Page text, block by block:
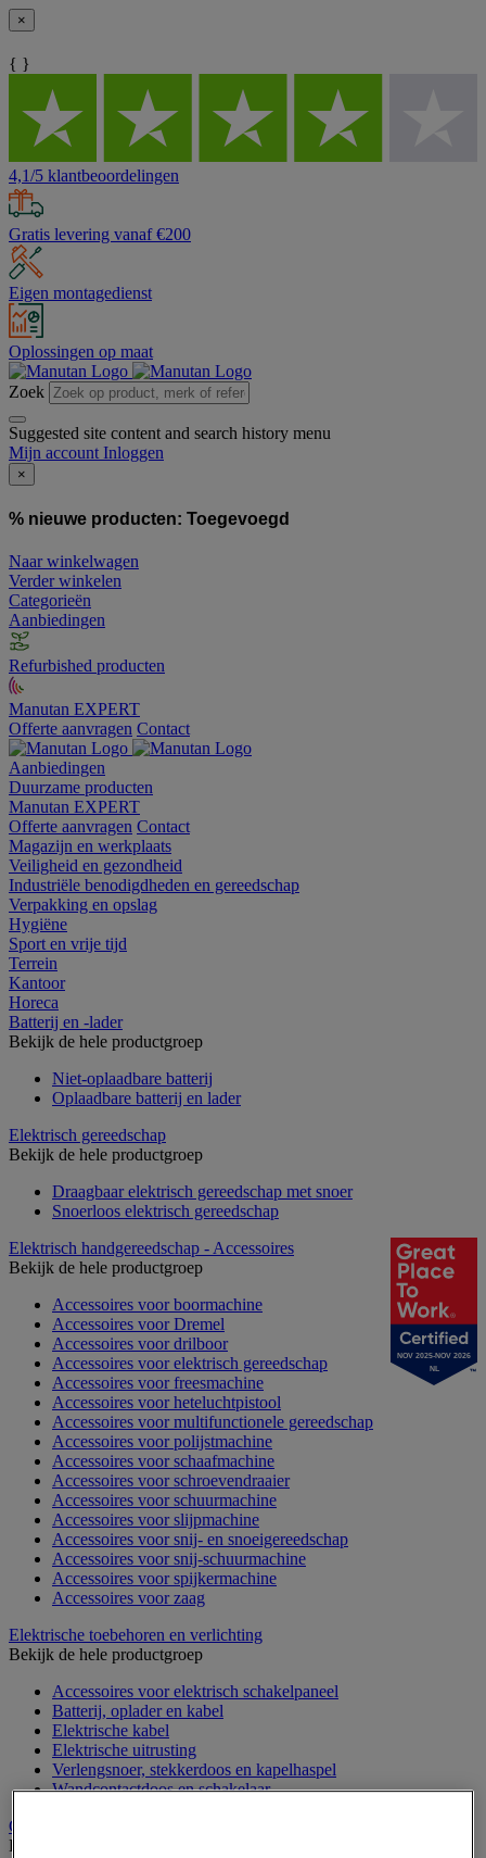
×
{ }
4,1/5 klantbeoordelingen
Gratis levering vanaf €200
Eigen montagedienst
Oplossingen op maat
Zoek
Suggested site content and search history menu
Mijn account Inloggen
×
% nieuwe producten: Toegevoegd
Naar winkelwagen
Verder winkelen
Categorieën
Aanbiedingen
Refurbished producten
Manutan EXPERT
Offerte aanvragen Contact
Aanbiedingen
Duurzame producten
Manutan EXPERT
Offerte aanvragen Contact
Magazijn en werkplaats
Veiligheid en gezondheid
Industriële benodigdheden en gereedschap
Verpakking en opslag
Hygiëne
Sport en vrije tijd
Terrein
Kantoor
Horeca
Batterij en -lader
Bekijk de hele productgroep
Niet-oplaadbare batterij
Oplaadbare batterij en lader
Elektrisch gereedschap
Bekijk de hele productgroep
Draagbaar elektrisch gereedschap met snoer
Snoerloos elektrisch gereedschap
Elektrisch handgereedschap - Accessoires
Bekijk de hele productgroep
Accessoires voor boormachine
Accessoires voor Dremel
Accessoires voor drilboor
Accessoires voor elektrisch gereedschap
Accessoires voor freesmachine
Accessoires voor heteluchtpistool
Accessoires voor multifunctionele gereedschap
Accessoires voor polijstmachine
Accessoires voor schaafmachine
Accessoires voor schroevendraaier
Accessoires voor schuurmachine
Accessoires voor slijpmachine
Accessoires voor snij- en snoeigereedschap
Accessoires voor snij-schuurmachine
Accessoires voor spijkermachine
Accessoires voor zaag
Elektrische toebehoren en verlichting
Bekijk de hele productgroep
Accessoires voor elektrisch schakelpaneel
Batterij, oplader en kabel
Elektrische kabel
Elektrische uitrusting
Verlengsnoer, stekkerdoos en kapelhaspel
Wandcontactdoos en schakelaar
Gereedschap opbergen
Bekijk de hele productgroep
NOV 2025-NOV 2026
NL